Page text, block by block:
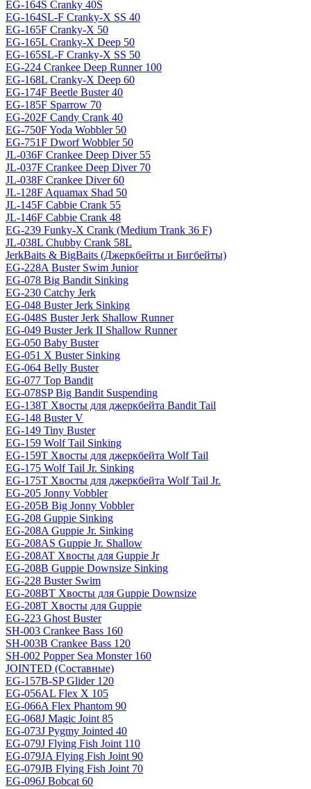
EG-164S Cranky 40S
EG-164SL-F Cranky-X SS 40
EG-165F Cranky-X 50
EG-165L Cranky-X Deep 50
EG-165SL-F Cranky-X SS 50
EG-224 Crankee Deep Runner 100
EG-168L Cranky-X Deep 60
EG-174F Beetle Buster 40
EG-185F Sparrow 70
EG-202F Candy Crank 40
EG-750F Yoda Wobbler 50
EG-751F Dworf Wobbler 50
JL-036F Crankee Deep Diver 55
JL-037F Crankee Deep Diver 70
JL-038F Crankee Diver 60
JL-128F Aquamax Shad 50
JL-145F Cabbie Crank 55
JL-146F Cabbie Crank 48
EG-239 Funky-X Crank (Medium Trank 36 F)
JL-038L Chubby Crank 58L
JerkBaits & BigBaits (Джеркбейты и Бигбейты)
EG-228A Buster Swim Junior
EG-078 Big Bandit Sinking
EG-230 Catchy Jerk
EG-048 Buster Jerk Sinking
EG-048S Buster Jerk Shallow Runner
EG-049 Buster Jerk II Shallow Runner
EG-050 Baby Buster
EG-051 X Buster Sinking
EG-064 Belly Buster
EG-077 Top Bandit
EG-078SP Big Bandit Suspending
EG-138T Хвосты для джеркбейта Bandit Tail
EG-148 Buster V
EG-149 Tiny Buster
EG-159 Wolf Tail Sinking
EG-159T Хвосты для джеркбейта Wolf Tail
EG-175 Wolf Tail Jr. Sinking
EG-175T Хвосты для джеркбейта Wolf Tail Jr.
EG-205 Jonny Vobbler
EG-205B Big Jonny Vobbler
EG-208 Guppie Sinking
EG-208A Guppie Jr. Sinking
EG-208AS Guppie Jr. Shallow
EG-208AT Хвосты для Guppie Jr
EG-208B Guppie Downsize Sinking
EG-228 Buster Swim
EG-208BT Хвосты для Guppie Downsize
EG-208T Хвосты для Guppie
EG-223 Ghost Buster
SH-003 Crankee Bass 160
SH-003B Crankee Bass 120
SH-002 Popper Sea Monster 160
JOINTED (Составные)
EG-157B-SP Glider 120
EG-056AL Flex X 105
EG-066A Flex Phantom 90
EG-068J Magic Joint 85
EG-073J Pygmy Jointed 40
EG-079J Flying Fish Joint 110
EG-079JA Flying Fish Joint 90
EG-079JB Flying Fish Joint 70
EG-096J Bobcat 60